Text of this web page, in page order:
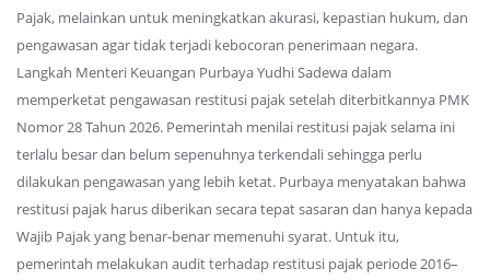
Pajak, melainkan untuk meningkatkan akurasi, kepastian hukum, dan
pengawasan agar tidak terjadi kebocoran penerimaan negara.
Langkah Menteri Keuangan Purbaya Yudhi Sadewa dalam
memperketat pengawasan restitusi pajak setelah diterbitkannya PMK
Nomor 28 Tahun 2026. Pemerintah menilai restitusi pajak selama ini
terlalu besar dan belum sepenuhnya terkendali sehingga perlu
dilakukan pengawasan yang lebih ketat. Purbaya menyatakan bahwa
restitusi pajak harus diberikan secara tepat sasaran dan hanya kepada
Wajib Pajak yang benar-benar memenuhi syarat. Untuk itu,
pemerintah melakukan audit terhadap restitusi pajak periode 2016–